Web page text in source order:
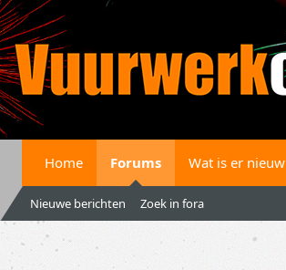
Home Forums Wat is er nieuw
Nieuwe berichten Zoek in fora